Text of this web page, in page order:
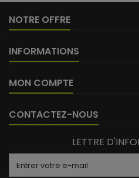
NOTRE OFFRE
INFORMATIONS
MON COMPTE
CONTACTEZ-NOUS
LETTRE